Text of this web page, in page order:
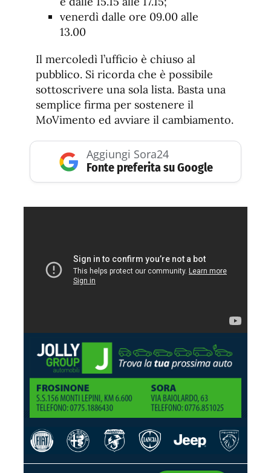
venerdì dalle ore 09.00 alle
13.00
Il mercoledì l’ufficio è chiuso al
pubblico. Si ricorda che è possibile
sottoscrivere una sola lista. Basta una
semplice firma per sostenere il
MoVimento ed avviare il cambiamento.
Aggiungi Sora24
Fonte preferita su Google